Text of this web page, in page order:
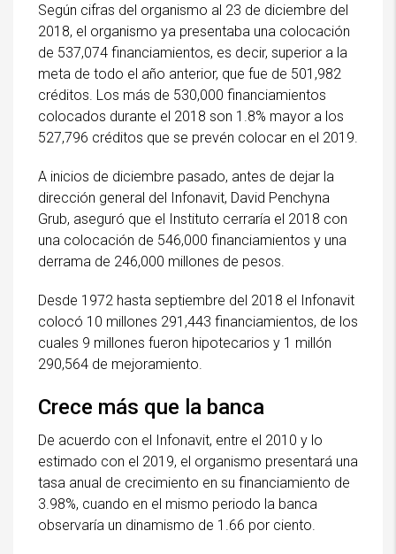
Según cifras del organismo al 23 de diciembre del
2018, el organismo ya presentaba una colocación
de 537,074 financiamientos, es decir, superior a la
meta de todo el año anterior, que fue de 501,982
créditos. Los más de 530,000 financiamientos
colocados durante el 2018 son 1.8% mayor a los
527,796 créditos que se prevén colocar en el 2019.
A inicios de diciembre pasado, antes de dejar la
dirección general del Infonavit, David Penchyna
Grub, aseguró que el Instituto cerraría el 2018 con
una colocación de 546,000 financiamientos y una
derrama de 246,000 millones de pesos.
Desde 1972 hasta septiembre del 2018 el Infonavit
colocó 10 millones 291,443 financiamientos, de los
cuales 9 millones fueron hipotecarios y 1 millón
290,564 de mejoramiento.
Crece más que la banca
De acuerdo con el Infonavit, entre el 2010 y lo
estimado con el 2019, el organismo presentará una
tasa anual de crecimiento en su financiamiento de
3.98%, cuando en el mismo periodo la banca
observaría un dinamismo de 1.66 por ciento.